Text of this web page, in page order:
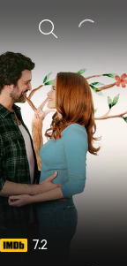
Sök
7.2